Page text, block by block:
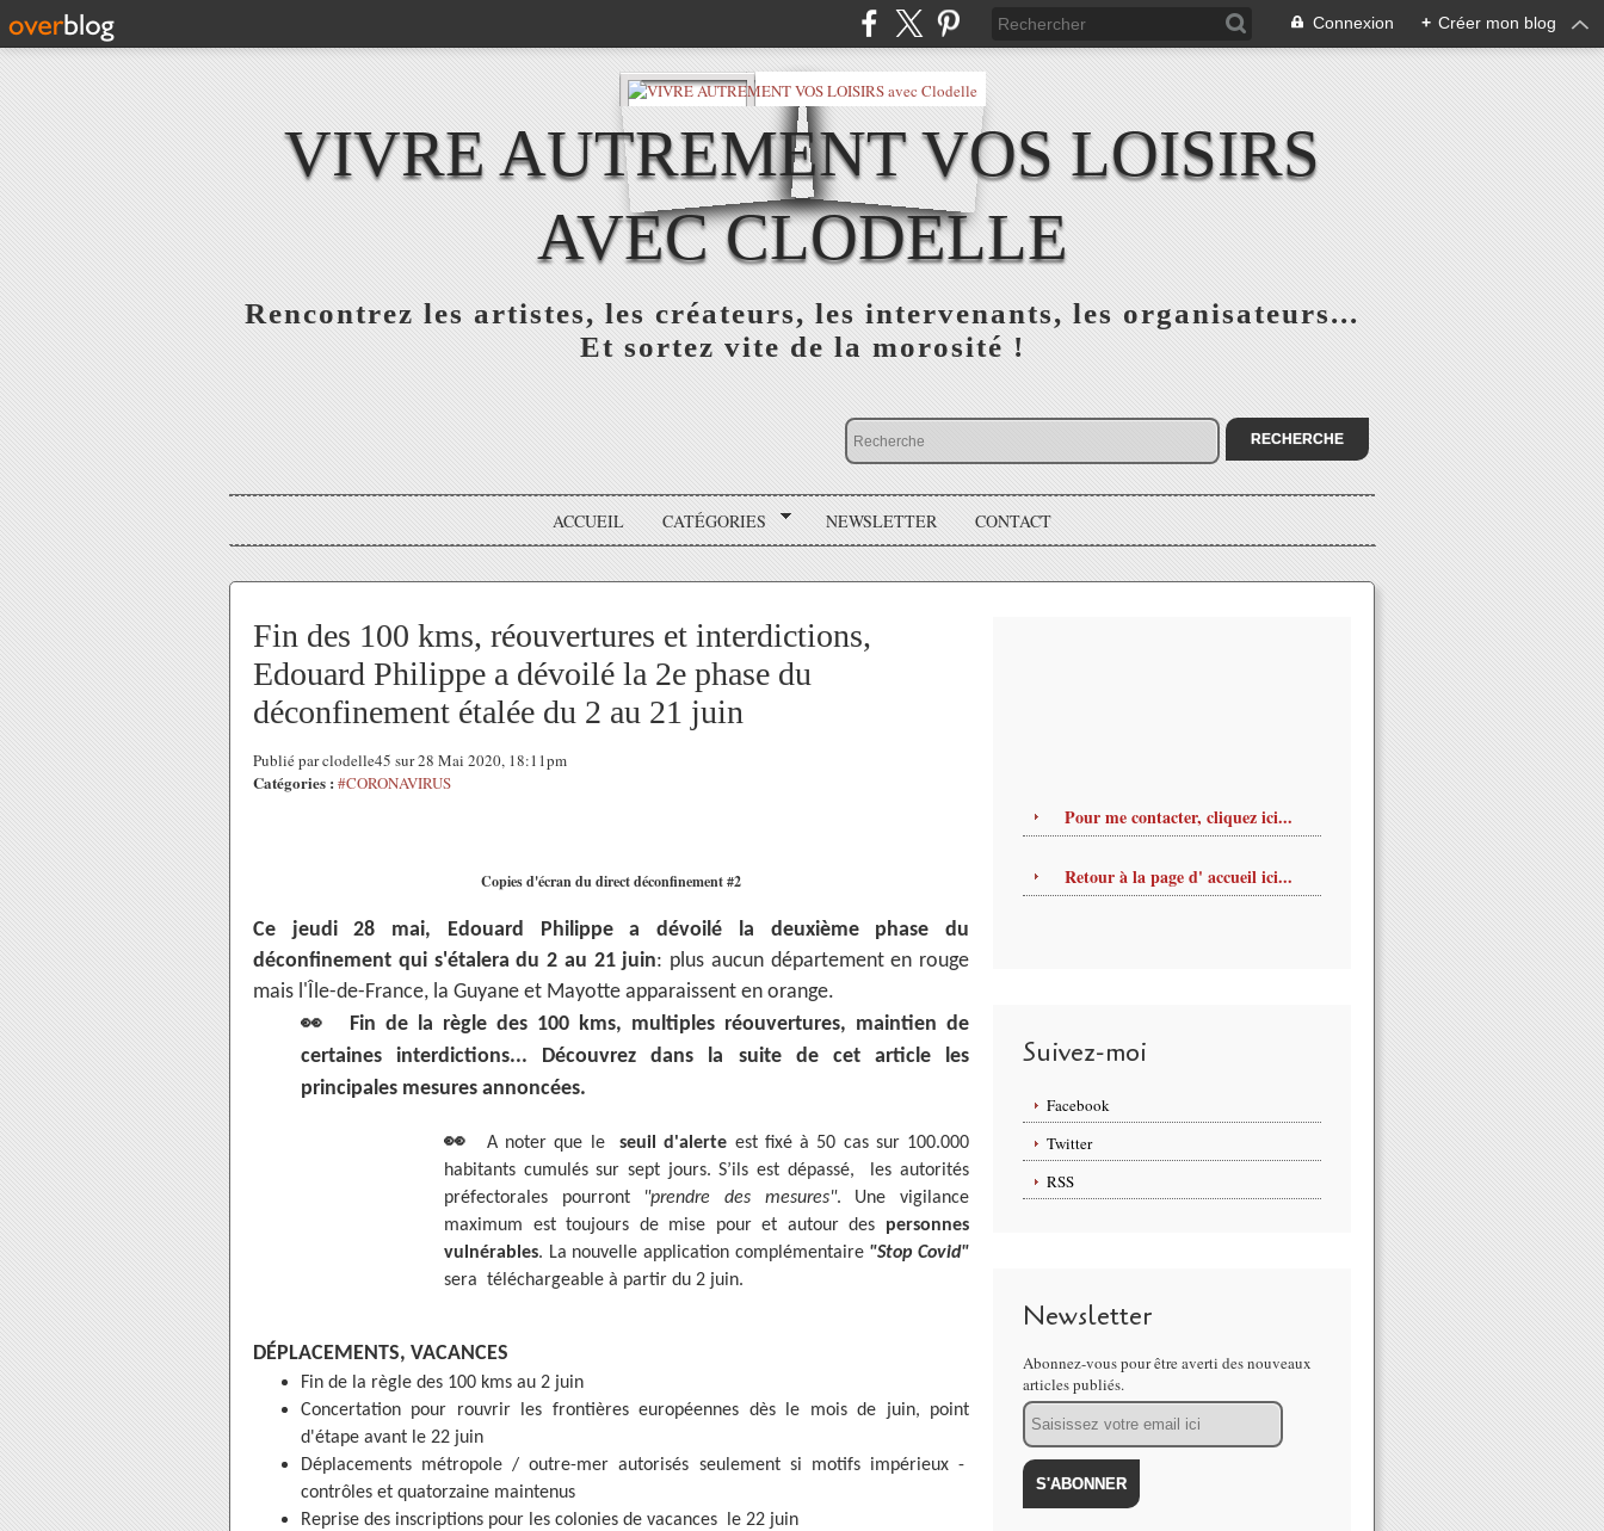
Connexion + Créer mon blog
VIVRE AUTREMENT VOS LOISIRS
AVEC CLODELLE
Rencontrez les artistes, les créateurs, les intervenants, les organisateurs...
Et sortez vite de la morosité !
ACCUEIL CATÉGORIES NEWSLETTER CONTACT
Fin des 100 kms, réouvertures et interdictions,
Edouard Philippe a dévoilé la 2e phase du
déconfinement étalée du 2 au 21 juin
Publié par clodelle45 sur 28 Mai 2020, 18:11pm
Catégories : #CORONAVIRUS
Copies d'écran du direct déconfinement #2
Ce jeudi 28 mai, Edouard Philippe a dévoilé la deuxième phase du
déconfinement qui s'étalera du 2 au 21 juin: plus aucun département en rouge
mais l'Île-de-France, la Guyane et Mayotte apparaissent en orange.
👀
Fin de la règle des 100 kms, multiples réouvertures, maintien de
certaines interdictions... Découvrez dans la suite de cet article les
principales mesures annoncées.
👀 A noter que le seuil d'alerte est fixé à 50 cas sur 100.000
habitants cumulés sur sept jours. S’ils est dépassé, les autorités
préfectorales pourront
"prendre des mesures". Une vigilance
maximum est toujours de mise pour et autour des personnes
vulnérables. La nouvelle application complémentaire "Stop Covid"
sera téléchargeable à partir du 2 juin.
DÉPLACEMENTS, VACANCES
Fin de la règle des 100 kms au 2 juin
Concertation pour rouvrir les frontières européennes dès le mois de juin, point
d'étape avant le 22 juin
Déplacements métropole / outre-mer autorisés seulement si motifs impérieux -
contrôles et quatorzaine maintenus
Reprise des inscriptions pour les colonies de vacances le 22 juin
Pour me contacter, cliquez ici...
Retour à la page d' accueil ici...
Suivez-moi
Facebook
Twitter
RSS
Newsletter
Abonnez-vous pour être averti des nouveaux
articles publiés.
Email